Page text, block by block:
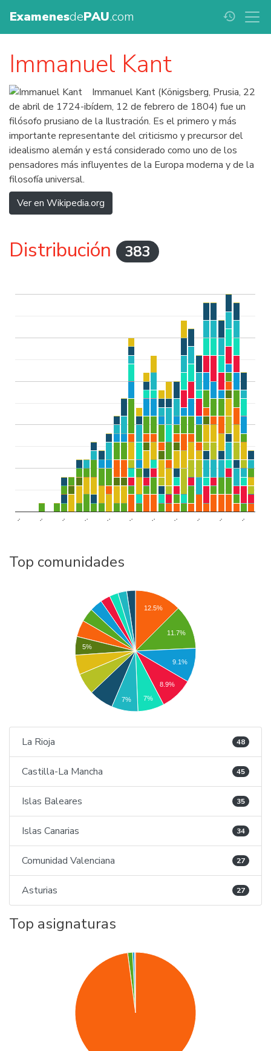
ExamenesdePAU.com history
Immanuel Kant
Immanuel Kant (Königsberg, Prusia, 22
de abril de 1724-ibídem, 12 de febrero de 1804) fue un
filósofo prusiano de la Ilustración. Es el primero y más
importante representante del criticismo y precursor del
idealismo alemán y está considerado como uno de los
pensadores más influyentes de la Europa moderna y de la
filosofía universal.
Ver en Wikipedia.org
Distribución 383
.. .. .. .. .. .. .. .. .. .. ..
Top comunidades
12.5%
11.7%
9.1%
8.9%
7%
5%
7%
La Rioja 48
Castilla-La Mancha 45
Islas Baleares 35
Islas Canarias 34
Comunidad Valenciana 27
Asturias 27
Top asignaturas